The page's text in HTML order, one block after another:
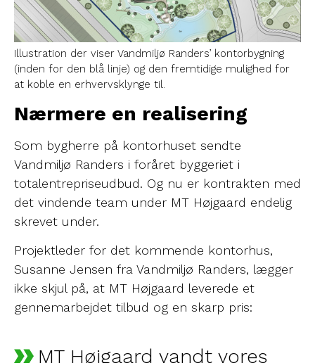
Illustration der viser Vandmiljø Randers’ kontorbygning
(inden for den blå linje) og den fremtidige mulighed for
at koble en erhvervsklynge til.
Nærmere en realisering
Som bygherre på kontorhuset sendte
Vandmiljø Randers i foråret byggeriet i
totalentrepriseudbud. Og nu er kontrakten med
det vindende team under MT Højgaard endelig
skrevet under.
Projektleder for det kommende kontorhus,
Susanne Jensen fra Vandmiljø Randers, lægger
ikke skjul på, at MT Højgaard leverede et
gennemarbejdet tilbud og en skarp pris:
MT Højgaard vandt vores